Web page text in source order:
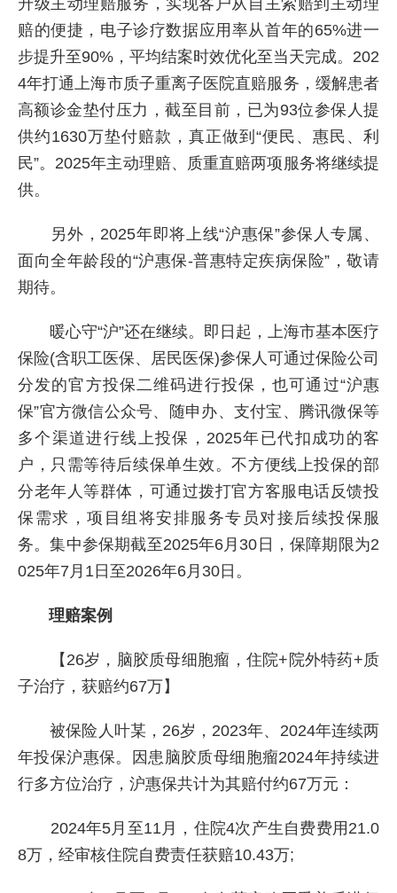
升级主动理赔服务，实现客户从自主索赔到主动理
赔的便捷，电子诊疗数据应用率从首年的65%进一
步提升至90%，平均结案时效优化至当天完成。202
4年打通上海市质子重离子医院直赔服务，缓解患者
高额诊金垫付压力，截至目前，已为93位参保人提
供约1630万垫付赔款，真正做到“便民、惠民、利
民”。2025年主动理赔、质重直赔两项服务将继续提
供。
另外，2025年即将上线“沪惠保”参保人专属、
面向全年龄段的“沪惠保-普惠特定疾病保险”，敬请
期待。
暖心守“沪”还在继续。即日起，上海市基本医疗
保险(含职工医保、居民医保)参保人可通过保险公司
分发的官方投保二维码进行投保，也可通过“沪惠
保”官方微信公众号、随申办、支付宝、腾讯微保等
多个渠道进行线上投保，2025年已代扣成功的客
户，只需等待后续保单生效。不方便线上投保的部
分老年人等群体，可通过拨打官方客服电话反馈投
保需求，项目组将安排服务专员对接后续投保服
务。集中参保期截至2025年6月30日，保障期限为2
025年7月1日至2026年6月30日。
理赔案例
【26岁，脑胶质母细胞瘤，住院+院外特药+质
子治疗，获赔约67万】
被保险人叶某，26岁，2023年、2024年连续两
年投保沪惠保。因患脑胶质母细胞瘤2024年持续进
行多方位治疗，沪惠保共计为其赔付约67万元：
2024年5月至11月，住院4次产生自费费用21.0
8万，经审核住院自费责任获赔10.43万;